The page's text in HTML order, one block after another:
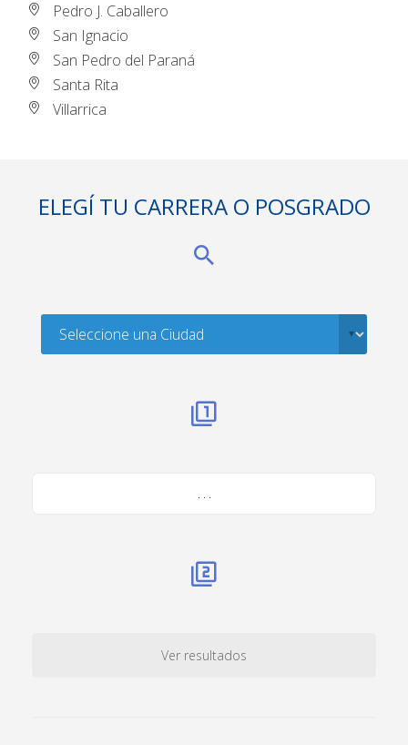
Pedro J. Caballero
San Ignacio
San Pedro del Paraná
Santa Rita
Villarrica
ELEGÍ TU CARRERA O POSGRADO
Ver resultados